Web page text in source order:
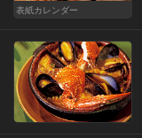
表紙カレンダー